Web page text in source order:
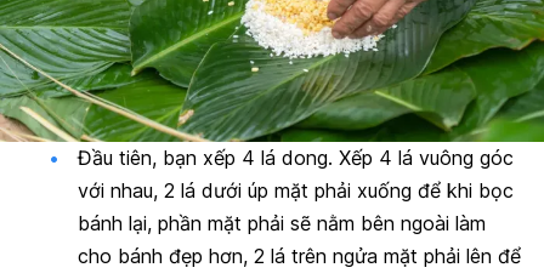
Đầu tiên, bạn xếp 4 lá dong. Xếp 4 lá vuông góc
với nhau, 2 lá dưới úp mặt phải xuống để khi bọc
bánh lại, phần mặt phải sẽ nằm bên ngoài làm
cho bánh đẹp hơn, 2 lá trên ngửa mặt phải lên để